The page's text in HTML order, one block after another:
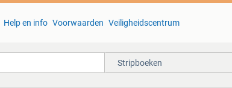
Help en info Voorwaarden Veiligheidscentrum
Stripboeken